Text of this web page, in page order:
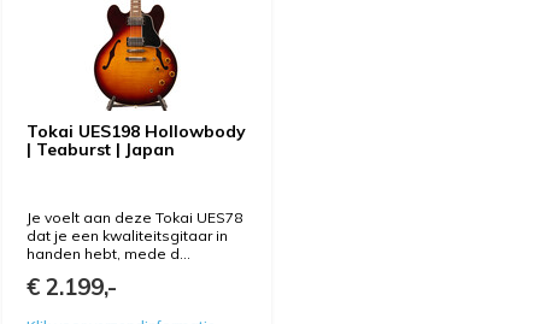
Tokai UES198 Hollowbody
| Teaburst | Japan
Je voelt aan deze Tokai UES78
dat je een kwaliteitsgitaar in
handen hebt, mede d...
€ 2.199,-